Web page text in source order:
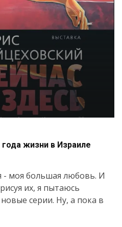
жизни в Израиле
- моя большая любовь. И
их, я пытаюсь
серии. Ну, а пока в